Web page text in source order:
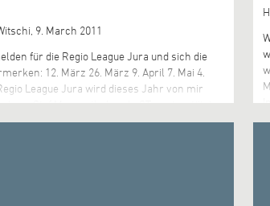
9. March 2011
für die Regio League Jura und sich die
12. März 26. März 9. April 7. Mai 4.
League Jura wird dieses Jahr von mir
von Stef Morgenthaler als STv. unterstützt,
sicher an allen fliegbaren Daten zusammen